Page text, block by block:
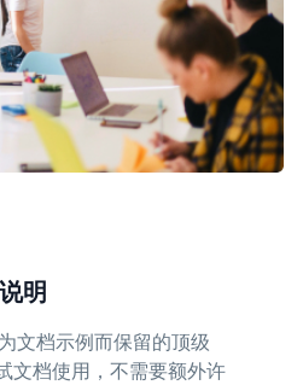
明
文档示例而保留的顶级
文档使用，不需要额外许